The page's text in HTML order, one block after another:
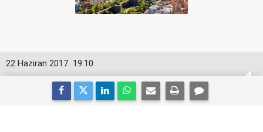
19:10
22 Haziran 2017